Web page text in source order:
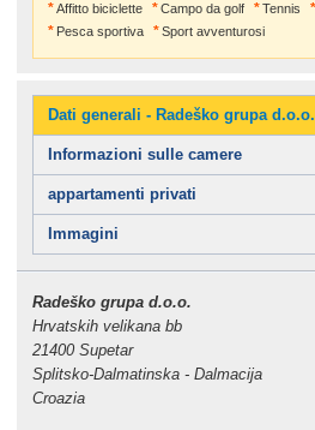
Affitto biciclette
Campo da golf Tennis
Pesca sportiva
Sport avventurosi
Dati generali - Radeško grupa d.o.o.
Informazioni sulle camere
appartamenti privati
Immagini
Radeško grupa d.o.o.
Hrvatskih velikana bb
21400 Supetar
Splitsko-Dalmatinska - Dalmacija
Croazia